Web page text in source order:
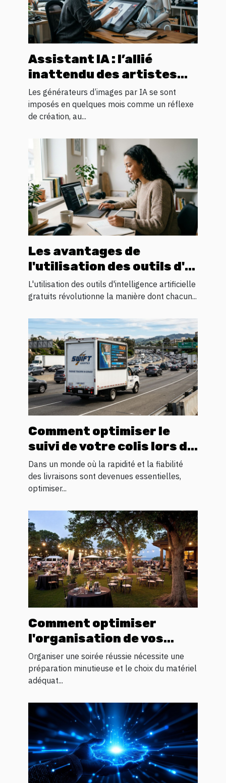
Assistant IA : l’allié
inattendu des artistes
numériques en quête
d’inspiration visuelle
Les générateurs d’images par IA se sont
imposés en quelques mois comme un réflexe
de création, au...
Les avantages de
l'utilisation des outils d'IA
gratuits pour l'innovation
personnelle
L'utilisation des outils d'intelligence artificielle
gratuits révolutionne la manière dont chacun...
Comment optimiser le
suivi de votre colis lors du
transit logistique ?
Dans un monde où la rapidité et la fiabilité
des livraisons sont devenues essentielles,
optimiser...
Comment optimiser
l'organisation de vos
soirées avec la location
de matériel ?
Organiser une soirée réussie nécessite une
préparation minutieuse et le choix du matériel
adéquat...